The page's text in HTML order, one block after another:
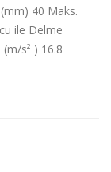
40 Maks.
ile Delme
s² ) 16.8